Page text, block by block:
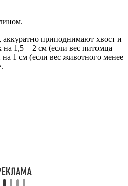
приподнимают хвост и
на 1,5 – 2 см (если вес питомца
на 1 см (если вес животного менее